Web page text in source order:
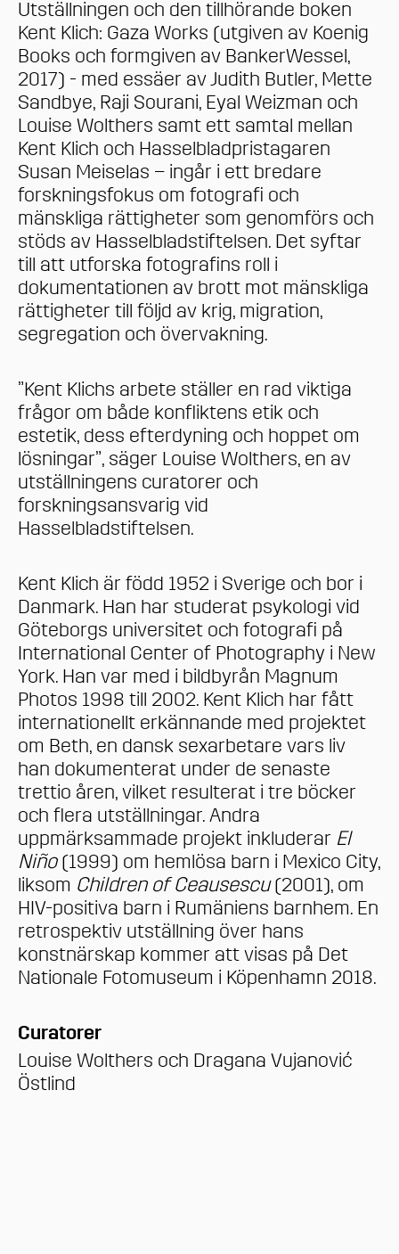
Utställningen och den tillhörande boken
Kent Klich: Gaza Works (utgiven av Koenig
Books och formgiven av BankerWessel,
2017) - med essäer av Judith Butler, Mette
Sandbye, Raji Sourani, Eyal Weizman och
Louise Wolthers samt ett samtal mellan
Kent Klich och Hasselbladpristagaren
Susan Meiselas – ingår i ett bredare
forskningsfokus om fotografi och
mänskliga rättigheter som genomförs och
stöds av Hasselbladstiftelsen. Det syftar
till att utforska fotografins roll i
dokumentationen av brott mot mänskliga
rättigheter till följd av krig, migration,
segregation och övervakning.
”Kent Klichs arbete ställer en rad viktiga
frågor om både konfliktens etik och
estetik, dess efterdyning och hoppet om
lösningar”, säger Louise Wolthers, en av
utställningens curatorer och
forskningsansvarig vid
Hasselbladstiftelsen.
Kent Klich är född 1952 i Sverige och bor i
Danmark. Han har studerat psykologi vid
Göteborgs universitet och fotografi på
International Center of Photography i New
York. Han var med i bildbyrån Magnum
Photos 1998 till 2002. Kent Klich har fått
internationellt erkännande med projektet
om Beth, en dansk sexarbetare vars liv
han dokumenterat under de senaste
trettio åren, vilket resulterat i tre böcker
och flera utställningar. Andra
uppmärksammade projekt inkluderar El
Niño(1999) om hemlösa barn i Mexico City,
liksom Children of Ceausescu(2001), om
HIV-positiva barn i Rumäniens barnhem. En
retrospektiv utställning över hans
konstnärskap kommer att visas på Det
Nationale Fotomuseum i Köpenhamn 2018.
Curatorer
Louise Wolthers och Dragana Vujanović
Östlind